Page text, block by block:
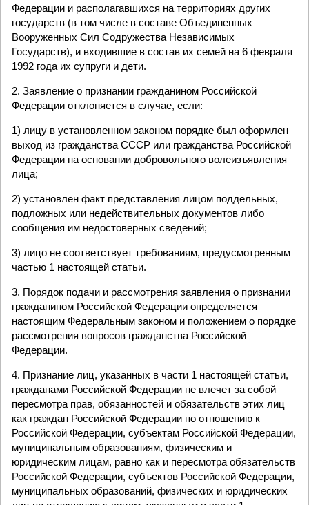
Федерации и располагавшихся на территориях других
государств (в том числе в составе Объединенных
Вооруженных Сил Содружества Независимых
Государств), и входившие в состав их семей на 6 февраля
1992 года их супруги и дети.
2. Заявление о признании гражданином Российской
Федерации отклоняется в случае, если:
1) лицу в установленном законом порядке был оформлен
выход из гражданства СССР или гражданства Российской
Федерации на основании добровольного волеизъявления
лица;
2) установлен факт представления лицом поддельных,
подложных или недействительных документов либо
сообщения им недостоверных сведений;
3) лицо не соответствует требованиям, предусмотренным
частью 1 настоящей статьи.
3. Порядок подачи и рассмотрения заявления о признании
гражданином Российской Федерации определяется
настоящим Федеральным законом и положением о порядке
рассмотрения вопросов гражданства Российской
Федерации.
4. Признание лиц, указанных в части 1 настоящей статьи,
гражданами Российской Федерации не влечет за собой
пересмотра прав, обязанностей и обязательств этих лиц
как граждан Российской Федерации по отношению к
Российской Федерации, субъектам Российской Федерации,
муниципальным образованиям, физическим и
юридическим лицам, равно как и пересмотра обязательств
Российской Федерации, субъектов Российской Федерации,
муниципальных образований, физических и юридических